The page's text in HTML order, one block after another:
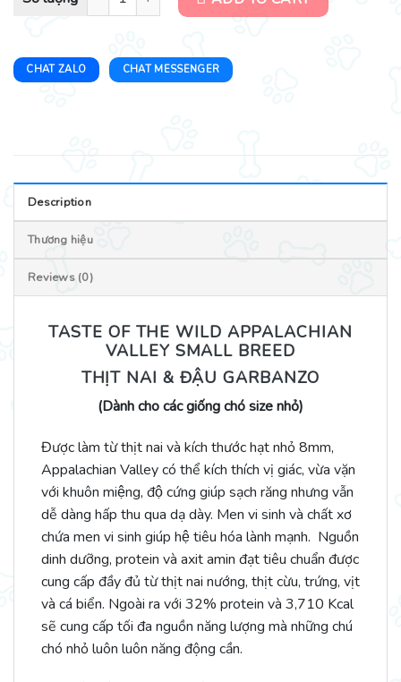
CHAT ZALO CHAT MESSENGER
Description
Thương hiệu
Reviews (0)
TASTE OF THE WILD APPALACHIAN
VALLEY SMALL BREED
THỊT NAI & ĐẬU GARBANZO
(Dành cho các giống chó size nhỏ)
Được làm từ thịt nai và kích thước hạt nhỏ 8mm,
Appalachian Valley có thể kích thích vị giác, vừa vặn
với khuôn miệng, độ cứng giúp sạch răng nhưng vẫn
dễ dàng hấp thu qua dạ dày. Men vi sinh và chất xơ
chứa men vi sinh giúp hệ tiêu hóa lành mạnh. Nguồn
dinh dưỡng, protein và axit amin đạt tiêu chuẩn được
cung cấp đầy đủ từ thịt nai nướng, thịt cừu, trứng, vịt
và cá biển. Ngoài ra với 32% protein và 3,710 Kcal
sẽ cung cấp tối đa nguồn năng lượng mà những chú
chó nhỏ luôn luôn năng động cần.